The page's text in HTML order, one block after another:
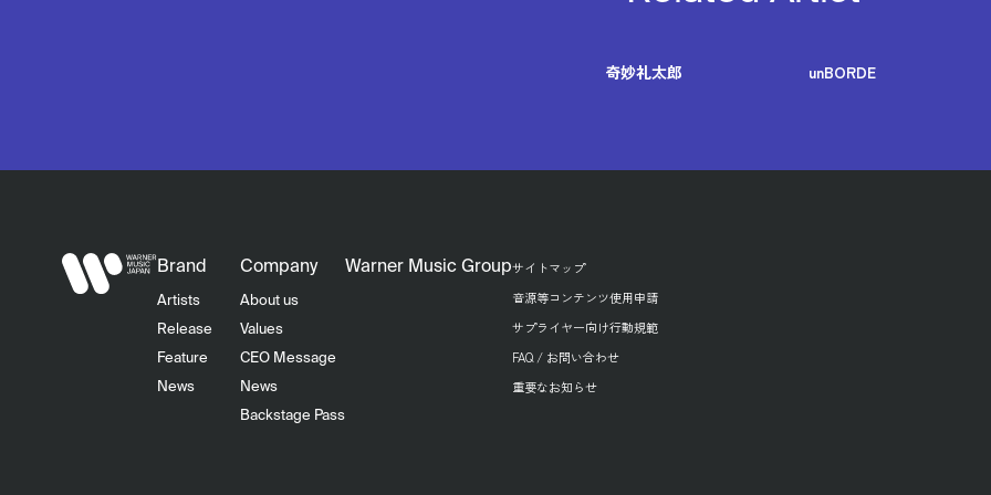
奇妙礼太郎 unBORDE
Brand
Artists
Release
Feature
News
Company
About us
Values
CEO Message
News
Backstage Pass
Warner Music Groupサイトマップ
音源等コンテンツ使用申請
サプライヤー向け行動規範
FAQ / お問い合わせ
重要なお知らせ